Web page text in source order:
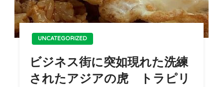
UNCATEGORIZED
ビジネス街に突如現れた洗練
されたアジアの虎 トラピリ